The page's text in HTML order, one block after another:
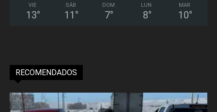
VIE
13°
SÁB
11 °
DOM
7°
LUN
8°
MAR
10°
RECOMENDADOS